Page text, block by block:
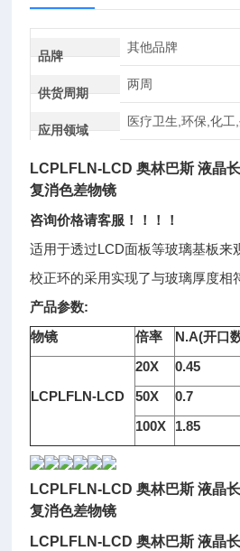
品牌
其他品牌
供货周期
两周
应用领域
医疗卫生,环保,化工
LCPLFLN-LCD奥林巴斯 液晶
复消色差物镜
咨询价格请客服！！！！
适用于透过LCD面板等玻璃基板来
校正环的采用实现了与玻璃厚度相
产品参数:
物镜
倍率 N.A(开口
LCPLFLN-LCD
20X 0.45
50X
0.7
100X
1.85
LCPLFLN-LCD奥林巴斯 液晶
复消色差物镜
LCPLFLN-LCD奥林巴斯 液晶